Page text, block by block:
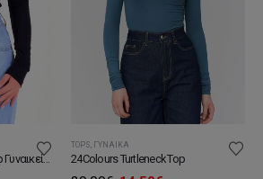
Salt & Pepper Lya Black Top Γυναικεία Μπλούζα
TOPS ΓΥΝΑΊΚΑ
24Colours Turtleneck Top